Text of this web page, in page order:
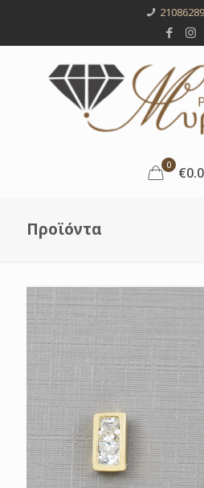
0
Προϊόντα